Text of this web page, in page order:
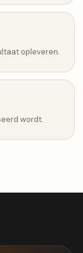
opleveren.
wordt.